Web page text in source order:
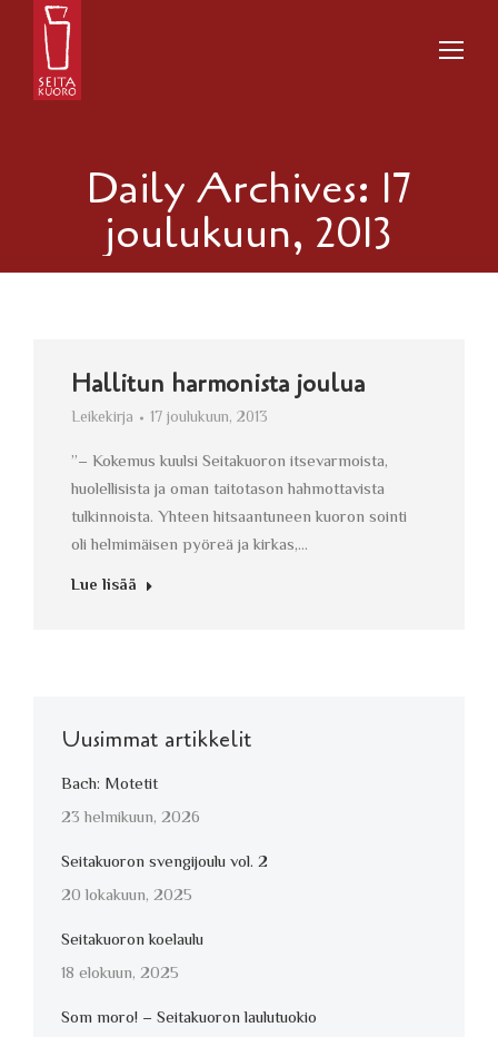
Daily Archives: 17
joulukuun, 2013
Hallitun harmonista joulua
Leikekirja 17 joulukuun, 2013
”– Kokemus kuulsi Seitakuoron itsevarmoista,
huolellisista ja oman taitotason hahmottavista
tulkinnoista. Yhteen hitsaantuneen kuoron sointi
oli helmimäisen pyöreä ja kirkas,…
Lue lisää
Uusimmat artikkelit
Bach: Motetit
23 helmikuun, 2026
Seitakuoron svengijoulu vol. 2
20 lokakuun, 2025
Seitakuoron koelaulu
18 elokuun, 2025
Som moro! – Seitakuoron laulutuokio